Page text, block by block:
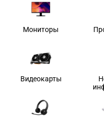
Мониторы
Видеокарты